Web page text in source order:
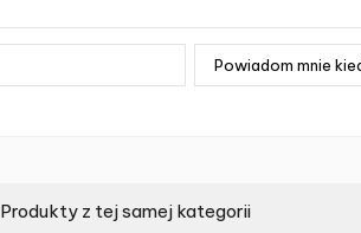
Produkty z tej samej kategorii